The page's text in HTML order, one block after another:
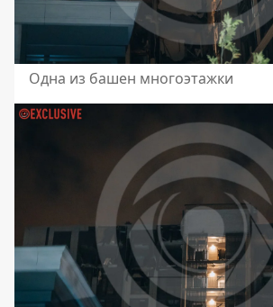
Одна из башен многоэтажки